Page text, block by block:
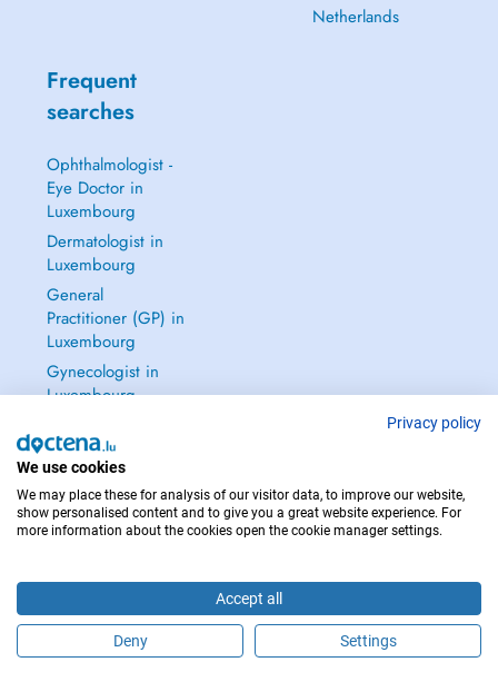
Schedule an appointment
Netherlands
Frequent
searches
Ophthalmologist -
Eye Doctor in
Luxembourg
Dermatologist in
Luxembourg
General
Practitioner (GP) in
Luxembourg
Gynecologist in
Luxembourg
IN CASE OF EMERGENCIES, PLEASE CONTACT : 112
Privacy policy
We use cookies
We may place these for analysis of our visitor data, to improve our website,
show personalised content and to give you a great website experience. For
more information about the cookies open the cookie manager settings.
Accept all
Deny Settings